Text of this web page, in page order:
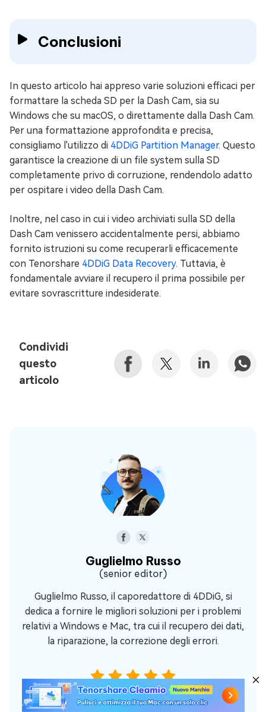
Conclusioni
In questo articolo hai appreso varie soluzioni efficaci per
formattare la scheda SD per la Dash Cam, sia su
Windows che su macOS, o direttamente dalla Dash Cam.
Per una formattazione approfondita e precisa,
consigliamo l'utilizzo di 4DDiG Partition Manager. Questo
garantisce la creazione di un file system sulla SD
completamente privo di corruzione, rendendolo adatto
per ospitare i video della Dash Cam.
Inoltre, nel caso in cui i video archiviati sulla SD della
Dash Cam venissero accidentalmente persi, abbiamo
fornito istruzioni su come recuperarli efficacemente
con Tenorshare 4DDiG Data Recovery. Tuttavia, è
fondamentale avviare il recupero il prima possibile per
evitare sovrascritture indesiderate.
Condividi
questo
articolo
Guglielmo Russo
(senior editor)
Guglielmo Russo, il caporedattore di 4DDiG, si
dedica a fornire le migliori soluzioni per i problemi
relativi a Windows e Mac, tra cui il recupero dei dati,
la riparazione, la correzione degli errori.
(Clicca per votare questo post)